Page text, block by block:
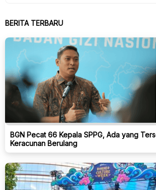
BERITA TERBARU
BGN Pecat 66 Kepala SPPG, Ada yang
Keracunan Berulang